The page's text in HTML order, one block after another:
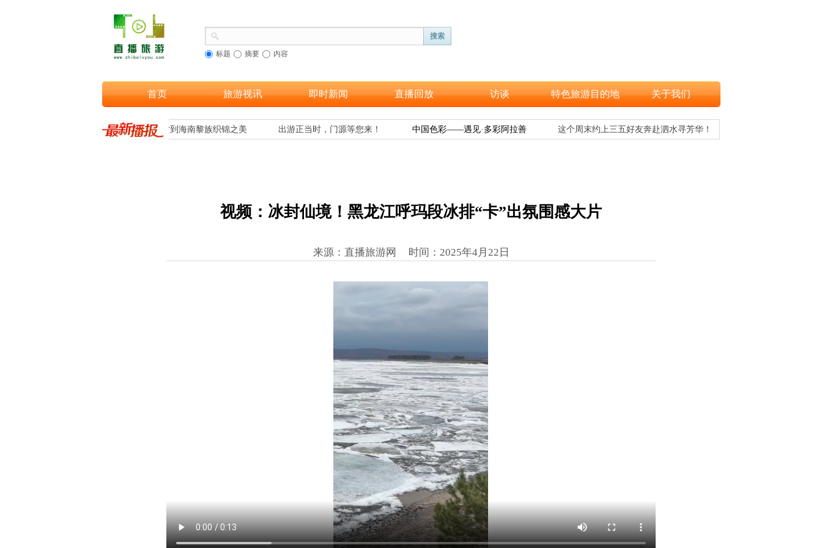
搜索
标题 摘要 内容
首页 旅游视讯 即时新闻 直播回放 访谈 特色旅游目的地 关于我们
文旅融合，让更多游客欣赏到海南黎族织锦之美 出游正当时，门源等您来！ 中国色彩——遇见·多彩阿拉善 这个周末约上三五好友奔赴泗水寻芳华！
视频：冰封仙境！黑龙江呼玛段冰排“卡”出氛围感大片
来源：直播旅游网 时间 ： 2025年4月22日